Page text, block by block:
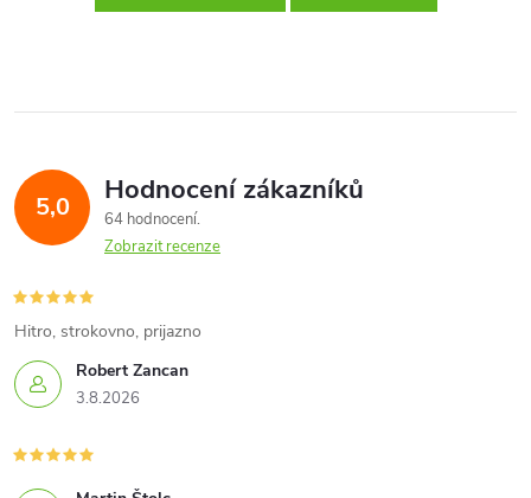
5,0 Hodnocení zákazníků
64 hodnocení
Zobrazit recenze
Robert Zancan
3.8.2026
Hitro, strokovno, prijazno